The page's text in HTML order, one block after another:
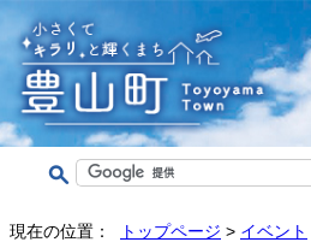
現在の位置： トップページ > イベント